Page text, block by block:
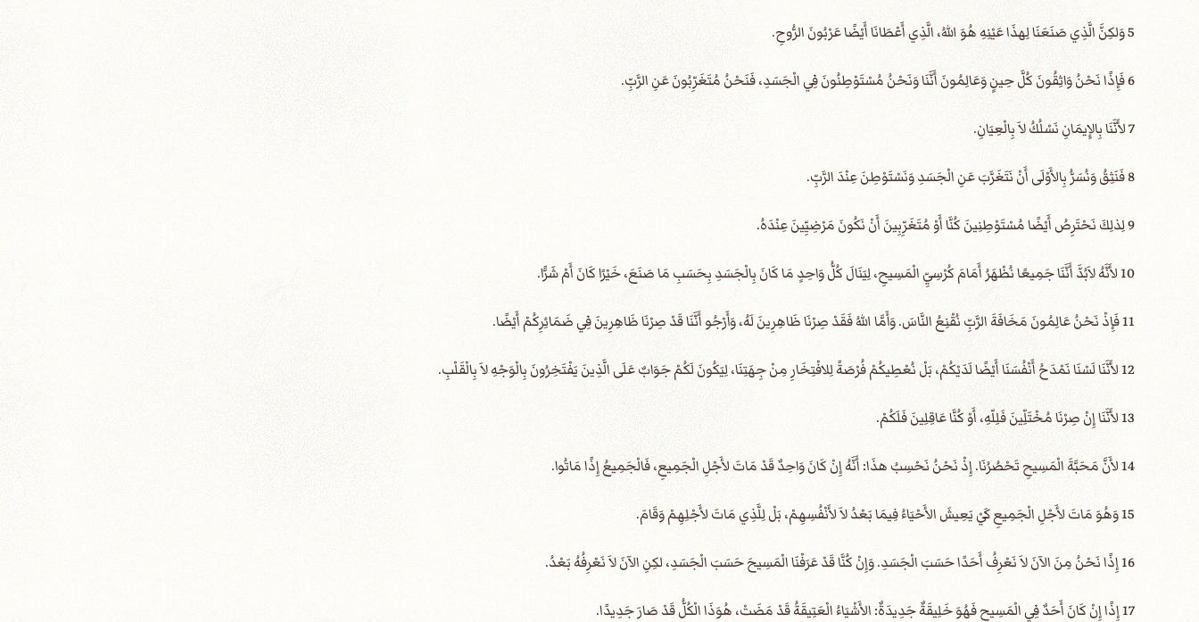
5 وَلكِنَّ الَّذِي صَنَعَنَا لِهذَا عَيْنِهِ هُوَ اللهُ، الَّذِي أَعْطَانَا أَيْضًا عَرْبُونَ الرُّوحِ.
6 فَإِذًا نَحْنُ وَاثِقُونَ كُلَّ حِينٍ وَعَالِمُونَ أَنَّنَا وَنَحْنُ مُسْتَوْطِنُونَ فِي الْجَسَدِ، فَنَحْنُ مُتَغَرِّبُونَ عَنِ الرَّبِّ.
7 لأَنَّنَا بِالإِيمَانِ نَسْلُكُ لاَ بِالْعِيَانِ.
8 فَنَثِقُ وَنُسَرُّ بِالأَوْلَى أَنْ نَتَغَرَّبَ عَنِ الْجَسَدِ وَنَسْتَوْطِنَ عِنْدَ الرَّبِّ.
9 لِذلِكَ نَحْتَرِصُ أَيْضًا ­مُسْتَوْطِنِينَ كُنَّا أَوْ مُتَغَرِّبِينَ­ أَنْ نَكُونَ مَرْضِيِّينَ عِنْدَهُ.
10 لأَنَّهُ لاَبُدَّ أَنَّنَا جَمِيعًا نُظْهَرُ أَمَامَ كُرْسِيِّ الْمَسِيحِ، لِيَنَالَ كُلُّ وَاحِدٍ مَا كَانَ بِالْجَسَدِ بِحَسَبِ مَا صَنَعَ، خَيْرًا كَانَ أَمْ شَرًّا.
11 فَإِذْ نَحْنُ عَالِمُونَ مَخَافَةَ الرَّبِّ نُقْنِعُ النَّاسَ. وَأَمَّا اللهُ فَقَدْ صِرْنَا ظَاهِرِينَ لَهُ، وَأَرْجُو أَنَّنَا قَدْ صِرْنَا ظَاهِرِينَ فِي ضَمَائِرِكُمْ أَيْضًا.
12 لأَنَّنَا لَسْنَا نَمْدَحُ أَنْفُسَنَا أَيْضًا لَدَيْكُمْ، بَلْ نُعْطِيكُمْ فُرْصَةً لِلافْتِخَارِ مِنْ جِهَتِنَا، لِيَكُونَ لَكُمْ جَوَابٌ عَلَى الَّذِينَ يَفْتَخِرُونَ بِالْوَجْهِ لاَ بِالْقَلْبِ.
13 لأَنَّنَا إِنْ صِرْنَا مُخْتَلِّينَ فَلِلّهِ، أَوْ كُنَّا عَاقِلِينَ فَلَكُمْ.
14 لأَنَّ مَحَبَّةَ الْمَسِيحِ تَحْصُرُنَا. إِذْ نَحْنُ نَحْسِبُ هذَا: أَنَّهُ إِنْ كَانَ وَاحِدٌ قَدْ مَاتَ لأَجْلِ الْجَمِيعِ، فَالْجَمِيعُ إِذًا مَاتُوا.
15 وَهُوَ مَاتَ لأَجْلِ الْجَمِيعِ كَيْ يَعِيشَ الأَحْيَاءُ فِيمَا بَعْدُ لاَ لأَنْفُسِهِمْ، بَلْ لِلَّذِي مَاتَ لأَجْلِهِمْ وَقَامَ.
16 إِذًا نَحْنُ مِنَ الآنَ لاَ نَعْرِفُ أَحَدًا حَسَبَ الْجَسَدِ. وَإِنْ كُنَّا قَدْ عَرَفْنَا الْمَسِيحَ حَسَبَ الْجَسَدِ، لكِنِ الآنَ لاَ نَعْرِفُهُ بَعْدُ.
17 إِذًا إِنْ كَانَ أَحَدٌ فِي الْمَسِيحِ فَهُوَ خَلِيقَةٌ جَدِيدَةٌ: الأَشْيَاءُ الْعَتِيقَةُ قَدْ مَضَتْ، هُوَذَا الْكُلُّ قَدْ صَارَ جَدِيدًا.